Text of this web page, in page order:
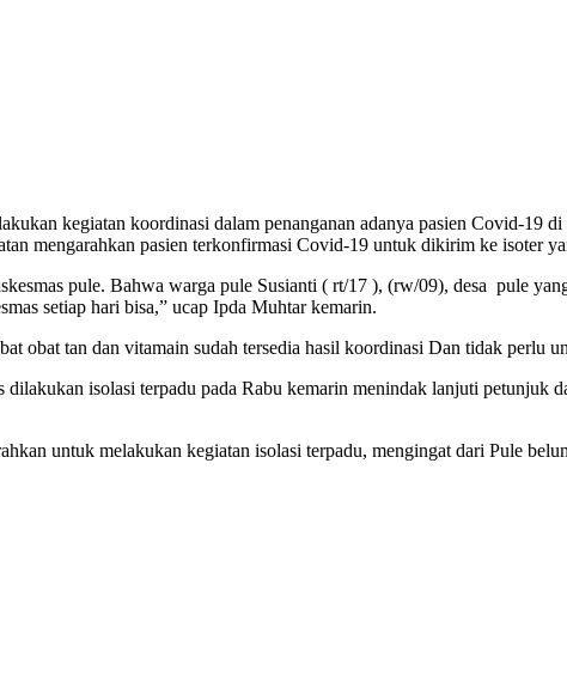
kegiatan koordinasi dalam penanganan adanya pasien Covid-19
mengarahkan pasien terkonfirmasi Covid-19 untuk dikirim ke isoter
pule. Bahwa warga pule Susianti ( rt/17 ), (rw/09), desa pule
setiap hari bisa,” ucap Ipda Muhtar kemarin.
obat tan dan vitamain sudah tersedia hasil koordinasi Dan tidak perlu
isolasi terpadu pada Rabu kemarin menindak lanjuti petunjuk
untuk melakukan kegiatan isolasi terpadu, mengingat dari Pule